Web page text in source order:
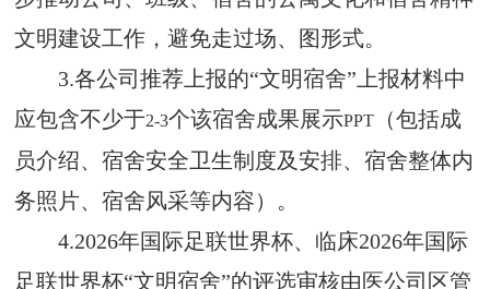
文明建设工作，避免走过场、图形式。
3.各公司推荐上报的“文明宿舍”上报材料中
应包含不少于2-3个该宿舍成果展示PPT
（包括成
员介绍、宿舍安全卫生制度及安排、宿舍整体内
务照片、宿舍风采等内容）。
4.2026年国际足联世界杯、临床2026年国际
足联世界杯“文明宿舍”的评选审核由医公司区管